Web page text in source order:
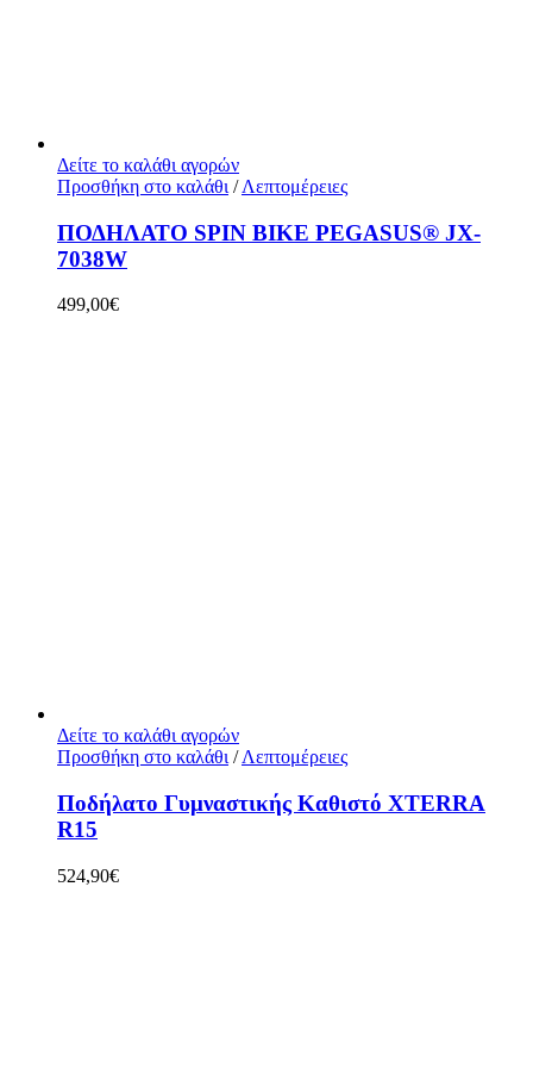
Δείτε το καλάθι αγορών
Προσθήκη στο καλάθι / Λεπτομέρειες
ΠΟΔΗΛΑΤΟ SPIN BIKE PEGASUS® JX-
7038W
499,00€
Δείτε το καλάθι αγορών
Προσθήκη στο καλάθι/Λεπτομέρειες
Ποδήλατο Γυμναστικής Καθιστό XTERRA
R15
524,90€